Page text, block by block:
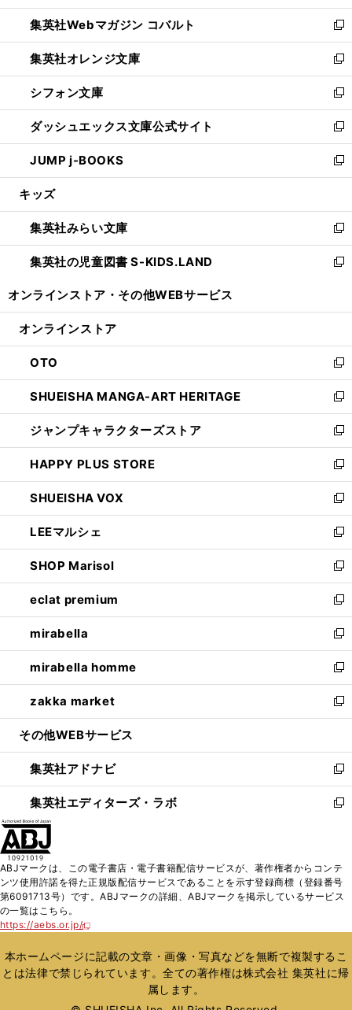
開
く
ウ
で
開
く
ン
ド
ウ
で
開
く
ウ
ィ
ン
ド
ウ
で
開
く
集英社Webマガジン コバルト
新
し
い
ウ
ィ
ン
ド
ウ
で
開
集英社オレンジ文庫
新
し
い
ウ
ィ
ン
ド
ウ
開
く
シフォン文庫
新
し
い
ウ
ィ
ン
ウ
で
開
く
ダッシュエックス文庫公式サイト
新
し
い
ウ
ン
ド
ウ
で
JUMP j-BOOKS
新
し
ウ
ィ
ン
ド
開
キッズ
集英社みらい文庫
新
し
い
ン
ウ
で
開
く
集英社の児童図書 S-KIDS.LAND
新
ウ
ン
ド
ウ
で
開
く
オンラインストア・ その他WEBサービス
オンラインストア
OTO
新
し
い
ウ
ィ
ン
ド
ウ
で
開
く
SHUEISHA MANGA-ART HERITAGE
新
し
い
ウ
ィ
ン
ド
ウ
で
開
く
ジャンプキャラクターズストア
新
し
い
ウ
ィ
ン
ド
ウ
で
開
く
HAPPY PLUS STORE
新
し
い
ウ
ィ
ン
ド
ウ
で
開
く
SHUEISHA VOX
新
し
い
ウ
ィ
ン
ド
ウ
で
開
く
LEEマルシェ
新
し
い
ウ
ィ
ン
ド
ウ
で
開
く
SHOP Marisol
新
し
い
ウ
ィ
ン
ド
ウ
で
開
eclat premium
新
し
い
ウ
ィ
ン
ド
ウ
開
く
mirabella
新
し
い
ウ
ィ
ン
ウ
で
開
く
mirabella homme
新
し
い
ウ
ン
ド
ウ
で
zakka market
新
し
ウ
ィ
ン
ド
く
その他WEBサービス
集英社アドナビ
新
し
い
ド
ウ
で
集英社エディターズ・ラボ
新
ィ
ン
ド
開
く
ABJマークは、この電子書店・電子書籍配信サービスが、著作権者からコンテ
ンツ使用許諾を得た正規版配信サービスであることを示す登録商標（登録番号
第6091713号）です。ABJマークの詳細、ABJマークを掲示しているサービス
の一覧はこちら。
https://aebs.or.jp/
新
い
ウ
ィ
本ホームページに記載の文章・画像・写真などを無断で複製するこ
とは法律で禁じられています。全ての著作権は株式会社 集英社に帰
属します。